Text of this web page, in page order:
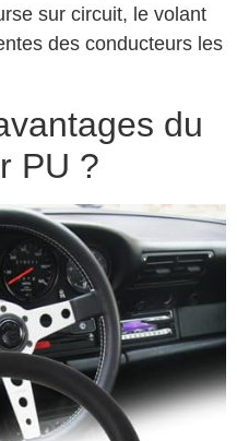
sur circuit, le volant
des conducteurs les
du
PU ?